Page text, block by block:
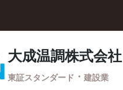
大成温調株式会社
東証スタンダード ・ 建設業